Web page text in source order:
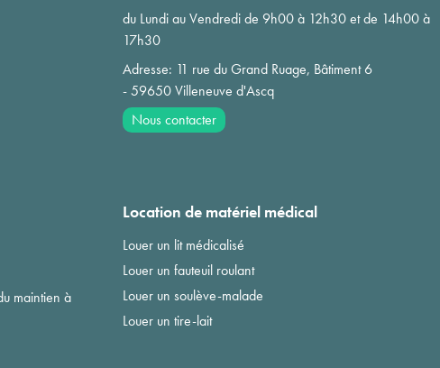
du Lundi au Vendredi de 9h00 à 12h30 et de 14h00 à
17h30
Adresse: 11 rue du Grand Ruage, Bâtiment 6
- 59650 Villeneuve d'Ascq
Nous contacter
maintien à
Location de matériel médical
Louer un lit médicalisé
Louer un fauteuil roulant
Louer un soulève-malade
Louer un tire-lait